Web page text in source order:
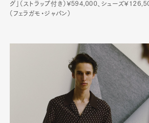
グ」（ストラップ付き）¥594,000、シューズ
（フェラガモ・ジャパン）